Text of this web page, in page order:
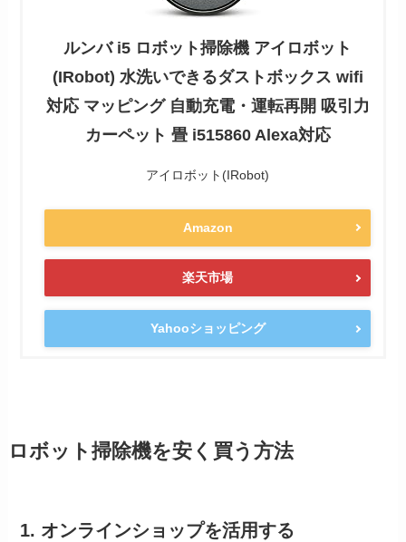
ルンバ i5 ロボット掃除機 アイロボット
(IRobot) 水洗いできるダストボックス wifi
対応 マッピング 自動充電・運転再開 吸引力
カーペット 畳 i515860 Alexa対応
アイロボット(IRobot)
Amazon
楽天市場
Yahooショッピング
ロボット掃除機を安く買う方法
1. オンラインショップを活用する